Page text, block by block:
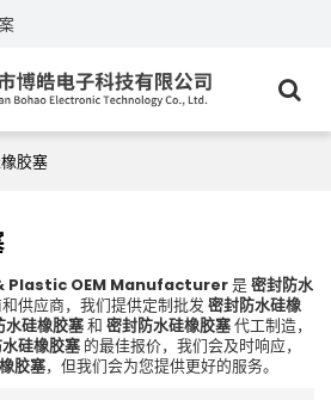
胶塞
Plastic OEM Manufacturer是密封防水
供应商，我们提供定制批发密封防水硅橡
水硅橡胶塞和密封防水硅橡胶塞代工制造，
硅橡胶塞 的最佳报价，我们会及时响应，
胶塞，但我们会为您提供更好的服务。